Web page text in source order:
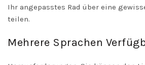
Ihr angepasstes Rad über eine
teilen.
Mehrere Sprachen